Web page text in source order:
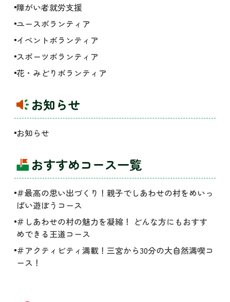
障がい者就労支援
ユースボランティア
イベントボランティア
スポーツボランティア
花・みどりボランティア
お知らせ
お知らせ
おすすめコース一覧
＃最高の思い出づくり！親子でしあわせの村をめいっ
ぱい遊ぼうコース
＃しあわせの村の魅力を凝縮！ どんな方にもおすす
めできる王道コース
＃アクティビティ満載！三宮から30分の大自然満喫コ
ース！